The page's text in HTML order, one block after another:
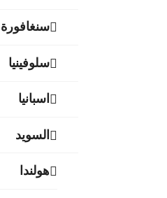
سنغافورة
سلوفينيا
اسبانيا
السويد
هولندا